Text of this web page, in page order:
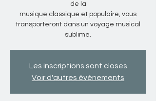
de la
musique classique et populaire, vous
transporteront dans un voyage musical
sublime.
Les inscriptions sont closes
Voir d'autres événements